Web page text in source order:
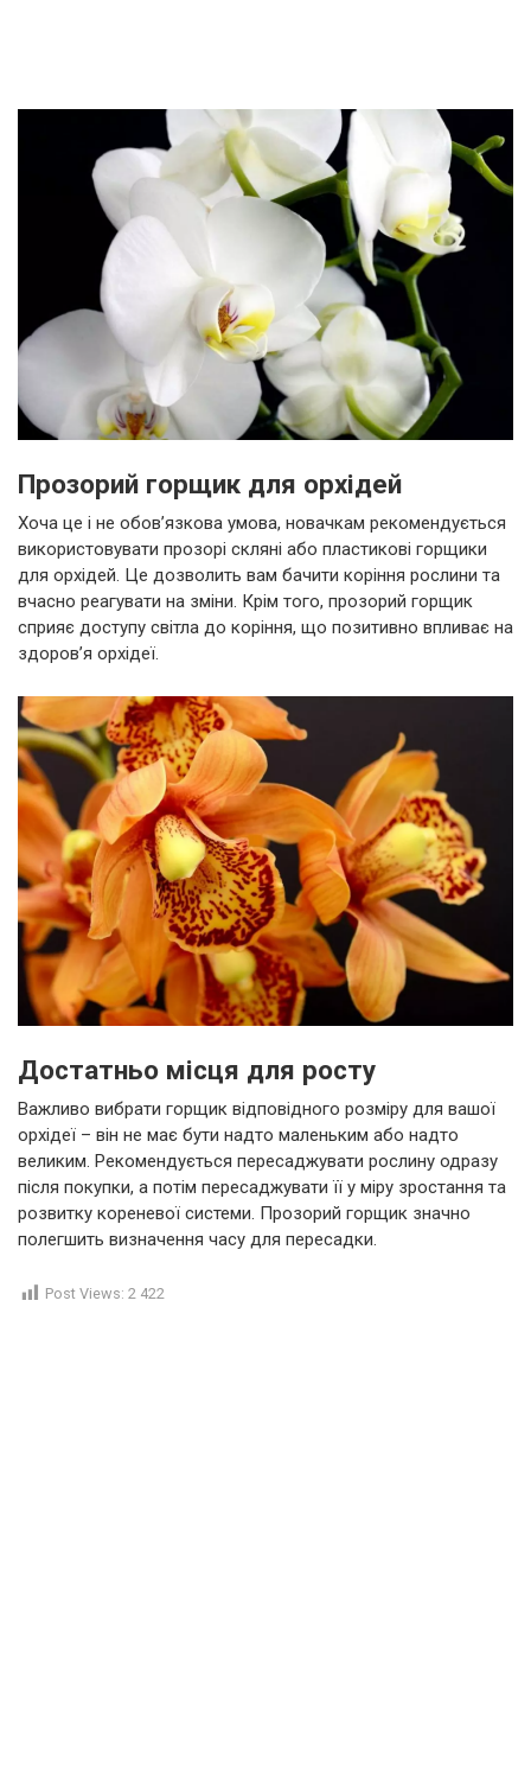
Прозорий горщик для орхідей
Хоча це і не обов’язкова умова, новачкам рекомендується
використовувати прозорі скляні або пластикові горщики
для орхідей. Це дозволить вам бачити коріння рослини та
вчасно реагувати на зміни. Крім того, прозорий горщик
сприяє доступу світла до коріння, що позитивно впливає на
здоров’я орхідеї.
Достатньо місця для росту
Важливо вибрати горщик відповідного розміру для вашої
орхідеї – він не має бути надто маленьким або надто
великим. Рекомендується пересаджувати рослину одразу
після покупки, а потім пересаджувати її у міру зростання та
розвитку кореневої системи. Прозорий горщик значно
полегшить визначення часу для пересадки.
Post Views: 2 422